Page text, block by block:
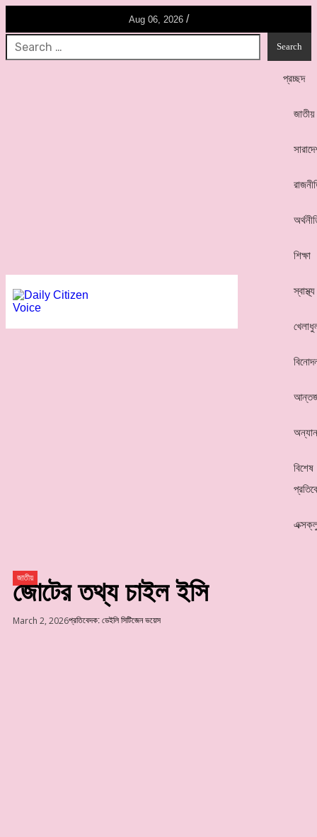
Aug 06, 2026 /
প্রচ্ছদ
জাতীয়
শিক্ষা
স্বাস্থ্য
বিশেষ
জাতীয়
জোটের তথ্য চাইল ইসি
March 2, 2026প্রতিবেদক: ডেইলি সিটিজেন ভয়েস